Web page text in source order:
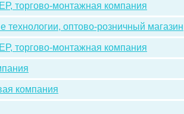
торгово-монтажная компания
оптово-розничный магазин
торгово-монтажная компания
компания